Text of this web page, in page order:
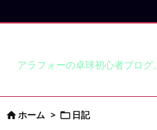
アラフォーの卓球初心者ブログ。
ホーム >  日記